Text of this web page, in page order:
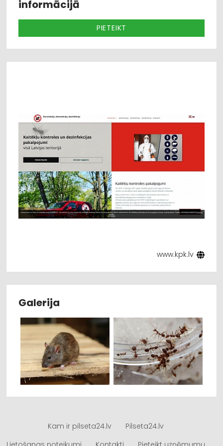
informācijā
PIETEIKT
www.kpk.lv
Galerija
Kam ir pilseta24.lv
Pilseta24.lv